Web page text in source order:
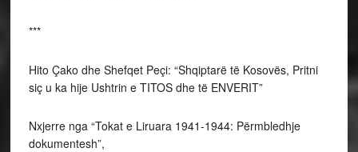
***
Hito Çako dhe Shefqet Peçi: “Shqiptarë të Kosovës, Pritni
siç u ka hije Ushtrin e TITOS dhe të ENVERIT”
Nxjerre nga “Tokat e Liruara 1941-1944: Përmbledhje
dokumentesh”,